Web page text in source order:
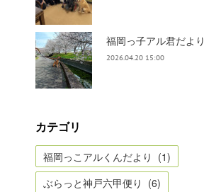
福岡っ子アル君だより
2026.04.20 15:00
カテゴリ
福岡っこアルくんだより (1)
ぶらっと神戸六甲便り (6)